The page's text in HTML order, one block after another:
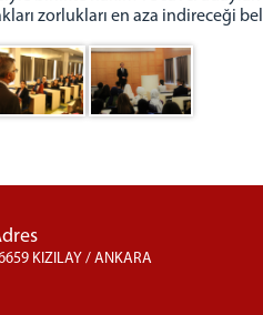
zorlukları en aza indireceği
KIZILAY / ANKARA